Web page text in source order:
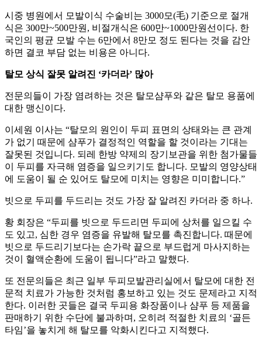
시중 병원에서 모발이식 수술비는 3000모(毛) 기준으로 절개
식은 300만~500만원, 비절개식은 600만~1000만원선이다. 한
국인의 평균 모발 수는 6만에서 8만모 정도 된다는 것을 감안
하면 결코 부담 없는 비용은 아니다.
탈모 상식 잘못 알려진 ‘카더라’ 많아
전문의들이 가장 염려하는 것은 탈모샴푸와 같은 탈모 용품에
대한 맹신이다.
이세원 이사는 “탈모의 원인이 두피 표면의 상태와는 큰 관계
가 없기 때문에 샴푸가 결정적인 역할을 할 것이라는 기대는
잘못된 것입니다. 되레 한방 약제의 장기보관을 위한 첨가물들
이 두피를 자극해 염증을 일으키기도 합니다. 모발의 영양상태
에 도움이 될 순 있어도 탈모에 미치는 영향은 미미합니다.”
빗으로 두피를 두드리는 것도 가장 잘 알려진 카더라 중 하나.
황 회장은 “두피를 빗으로 두드리면 두피에 상처를 일으킬 수
도 있고, 심한 경우 염증을 유발해 탈모를 촉진합니다. 때문에
빗으로 두드리기보다는 손가락 끝으로 부드럽게 마사지하는
것이 혈액순환에 도움이 됩니다”라고 말했다.
또 전문의들은 최근 일부 두피모발관리실에서 탈모에 대한 전
문적 치료가 가능한 것처럼 홍보하고 있는 것도 문제라고 지적
한다. 이러한 곳들은 결국 두피용 화장품이나 샴푸 등 제품을
판매하기 위한 수단에 불과하며, 오히려 적절한 치료의 ‘골든
타임’을 놓치게 해 탈모를 악화시킨다고 지적했다.